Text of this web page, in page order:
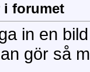
i forumet
in en
gör så